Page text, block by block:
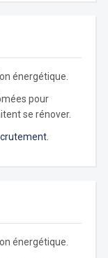
énergétique.
pour
se rénover.
énergétique.